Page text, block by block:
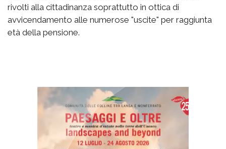
rivolti alla cittadinanza soprattutto in ottica di
avvicendamento alle numerose "uscite" per raggiunta
età della pensione.